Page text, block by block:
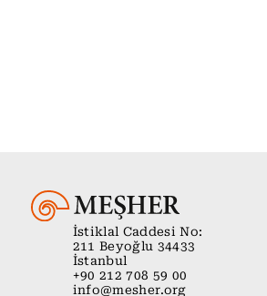
İstiklal Caddesi No:
211 Beyoğlu 34433
İstanbul
+90 212 708 59 00
info@mesher.org